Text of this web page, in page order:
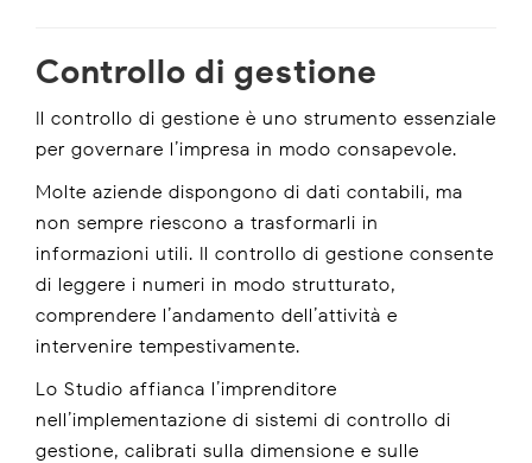
Controllo di gestione
Il controllo di gestione è uno strumento essenziale
per governare l’impresa in modo consapevole.
Molte aziende dispongono di dati contabili, ma
non sempre riescono a trasformarli in
informazioni utili. Il controllo di gestione consente
di leggere i numeri in modo strutturato,
comprendere l’andamento dell’attività e
intervenire tempestivamente.
Lo Studio affianca l’imprenditore
nell’implementazione di sistemi di controllo di
gestione, calibrati sulla dimensione e sulle